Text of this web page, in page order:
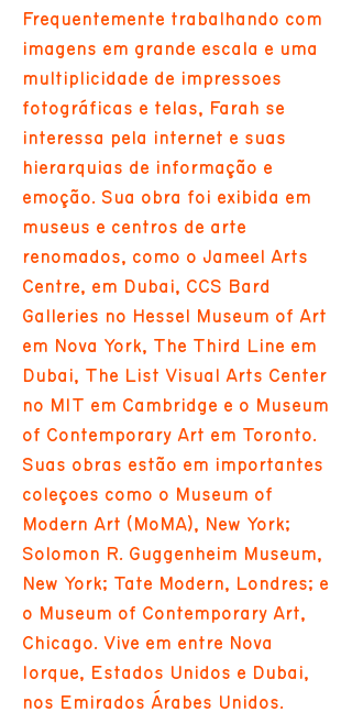
Frequentemente trabalhando com
imagens em grande escala e uma
multiplicidade de impressões
fotográficas e telas, Farah se
interessa pela internet e suas
hierarquias de informação e
emoção. Sua obra foi exibida em
museus e centros de arte
renomados, como o Jameel Arts
Centre, em Dubai, CCS Bard
Galleries no Hessel Museum of Art
em Nova York, The Third Line em
Dubai, The List Visual Arts Center
no MIT em Cambridge e o Museum
of Contemporary Art em Toronto.
Suas obras estão em importantes
coleções como o Museum of
Modern Art (MoMA), New York;
Solomon R. Guggenheim Museum,
New York; Tate Modern, Londres; e
o Museum of Contemporary Art,
Chicago. Vive em entre Nova
Iorque, Estados Unidos e Dubai,
nos Emirados Árabes Unidos.